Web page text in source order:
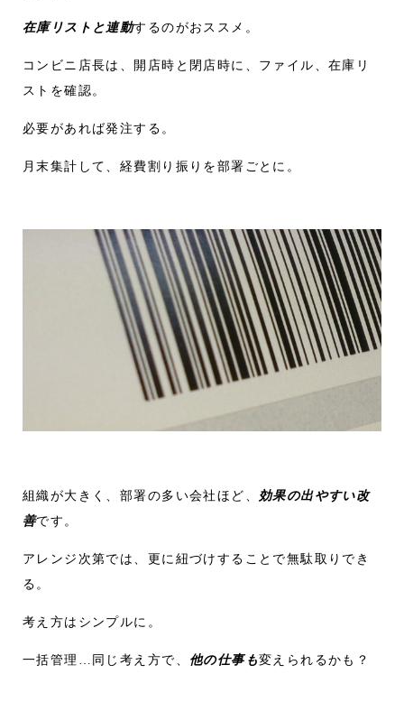
在庫リストと連動するのがおススメ。
コンビニ店長は、開店時と閉店時に、ファイル、在庫リ
ストを確認。
必要があれば発注する。
月末集計して、経費割り振りを部署ごとに。
組織が大きく、部署の多い会社ほど、 効果の出やすい改
善です。
アレンジ次第では、更に紐づけすることで無駄取りでき
る。
考え方はシンプルに。
一括管理…同じ考え方で、 他の仕事も変えられるかも？